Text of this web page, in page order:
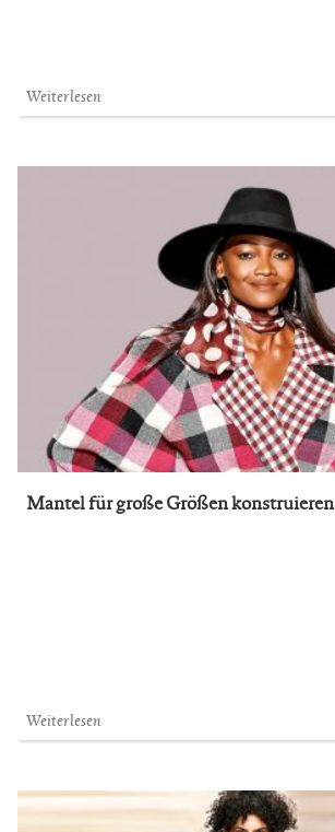
Weiterlesen
Mantel für große Größen konstruieren
Weiterlesen